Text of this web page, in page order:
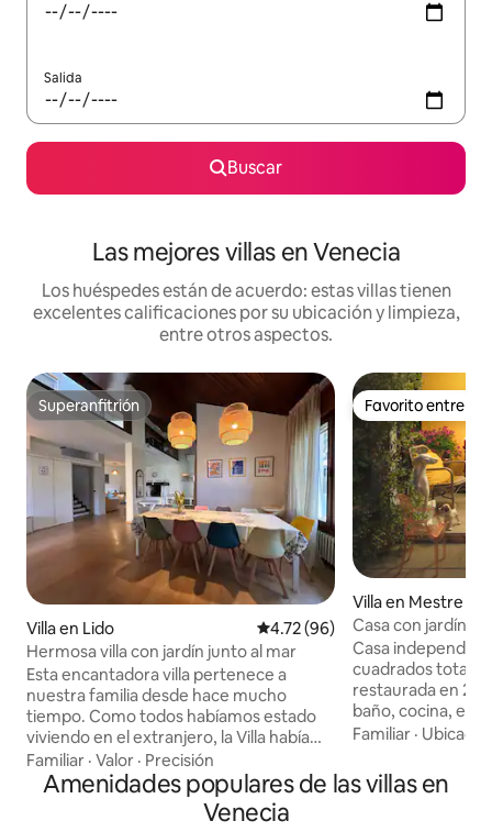
Salida
Buscar
Las mejores villas en Venecia
Los huéspedes están de acuerdo: estas villas tienen
excelentes calificaciones por su ubicación y limpieza,
entre otros aspectos.
Superanfitrión
Superanfitrión
Villa en Lido Calificación promedio: 4.72 de
4.72 (96)
Hermosa villa con jardín junto al mar
Esta encantadora villa pertenece a
nuestra familia desde hace mucho
tiempo. Como todos habíamos estado
viviendo en el extranjero, la Villa había
estado vacía durante casi una década. En
la primavera de 2018, regresamos y
comenzamos un duro pero fructífero
trabajo de renovación por nuestra
Familiar · Valor · Precisión
Favorito entre
Favorito entre
Villa en Mestre
Casa con jardín
Casa
cuadrados
restaurada en
baño, cocina,
metros
con muebles de
Estacionamiento
Familiar ·
Amenidades populares de las villas en
Venecia